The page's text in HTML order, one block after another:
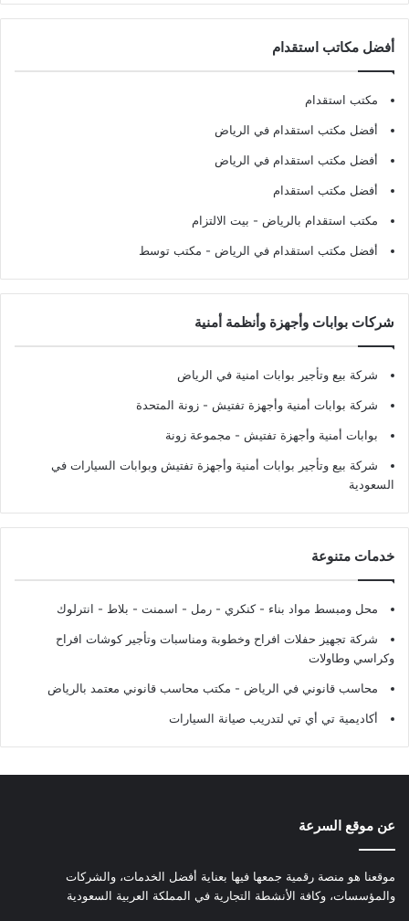
أفضل مكاتب استقدام
مكتب استقدام
أفضل مكتب استقدام في الرياض
أفضل مكتب استقدام في الرياض
أفضل مكتب استقدام
مكتب استقدام بالرياض - بيت الالتزام
أفضل مكتب استقدام في الرياض - مكتب توسط
شركات بوابات وأجهزة وأنظمة أمنية
شركة بيع وتأجير بوابات امنية في الرياض
شركة بوابات أمنية وأجهزة تفتيش - زونة المتحدة
بوابات أمنية وأجهزة تفتيش - مجموعة زونة
شركة بيع وتأجير بوابات أمنية وأجهزة تفتيش وبوابات السيارات في
السعودية
خدمات متنوعة
محل ومبسط مواد بناء - كنكري - رمل - اسمنت - بلاط - انترلوك
شركة تجهيز حفلات افراح وخطوبة ومناسبات وتأجير كوشات افراح
وكراسي وطاولات
محاسب قانوني في الرياض - مكتب محاسب قانوني معتمد بالرياض
أكاديمية تي أي تي لتدريب صيانة السيارات
عن موقع السرعة
موقعنا هو منصة رقمية جمعها فيها بعناية أفضل الخدمات، والشركات
والمؤسسات، وكافة الأنشطة التجارية في المملكة العربية السعودية